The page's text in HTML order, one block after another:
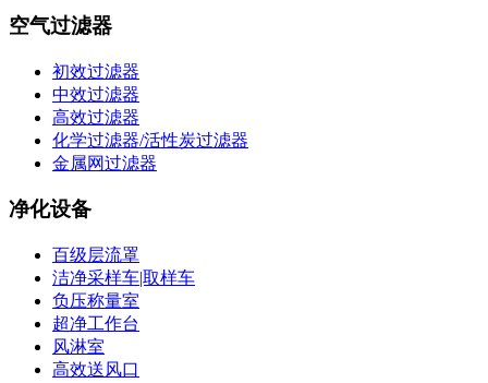
空气过滤器
初效过滤器
中效过滤器
高效过滤器
化学过滤器/活性炭过滤器
金属网过滤器
净化设备
百级层流罩
洁净采样车|取样车
负压称量室
超净工作台
风淋室
高效送风口